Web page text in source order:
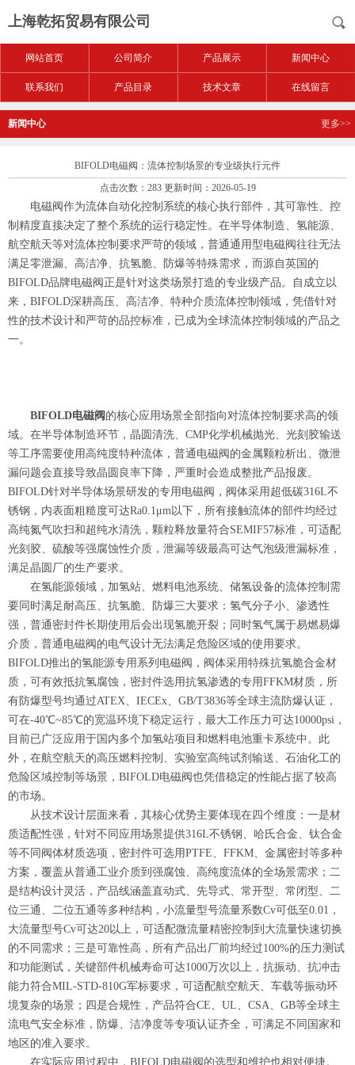
上海乾拓贸易有限公司
网站首页 公司简介 产品展示 新闻中心
联系我们 产品目录 技术文章 在线留言
新闻中心 更多>>
BIFOLD电磁阀：流体控制场景的专业级执行元件
点击次数：283 更新时间：2026-05-19
电磁阀作为流体自动化控制系统的核心执行部件，其可靠性、控
制精度直接决定了整个系统的运行稳定性。在半导体制造、氢能源、
航空航天等对流体控制要求严苛的领域，普通通用型电磁阀往往无法
满足零泄漏、高洁净、抗氢脆、防爆等特殊需求，而源自英国的
BIFOLD品牌电磁阀正是针对这类场景打造的专业级产品。自成立以
来，BIFOLD深耕高压、高洁净、特种介质流体控制领域，凭借针对
性的技术设计和严苛的品控标准，已成为全球流体控制领域的产品之
一。
BIFOLD电磁阀 的核心应用场景全部指向对流体控制要求高的领
域。在半导体制造环节，晶圆清洗、CMP化学机械抛光、光刻胶输送
等工序需要使用高纯度特种流体，普通电磁阀的金属颗粒析出、微泄
漏问题会直接导致晶圆良率下降，严重时会造成整批产品报废。
BIFOLD针对半导体场景研发的专用电磁阀，阀体采用超低碳316L不
锈钢，内表面粗糙度可达Ra0.1μm以下，所有接触流体的部件均经过
高纯氮气吹扫和超纯水清洗，颗粒释放量符合SEMIF57标准，可适配
光刻胶、硫酸等强腐蚀性介质，泄漏等级最高可达气泡级泄漏标准，
满足晶圆厂的生产要求。
在氢能源领域，加氢站、燃料电池系统、储氢设备的流体控制需
要同时满足耐高压、抗氢脆、防爆三大要求：氢气分子小、渗透性
强，普通密封件长期使用后会出现氢脆开裂；同时氢气属于易燃易爆
介质，普通电磁阀的电气设计无法满足危险区域的使用要求。
BIFOLD推出的氢能源专用系列电磁阀，阀体采用特殊抗氢脆合金材
质，可有效抵抗氢腐蚀，密封件选用抗氢渗透的专用FFKM材质，所
有防爆型号均通过ATEX、IECEx、GB/T3836等全球主流防爆认证，
可在-40℃~85℃的宽温环境下稳定运行，最大工作压力可达10000psi，
目前已广泛应用于国内多个加氢站项目和燃料电池重卡系统中。此
外，在航空航天的高压燃料控制、实验室高纯试剂输送、石油化工的
危险区域控制等场景，BIFOLD电磁阀也凭借稳定的性能占据了较高
的市场。
从技术设计层面来看，其核心优势主要体现在四个维度：一是材
质适配性强，针对不同应用场景提供316L不锈钢、哈氏合金、钛合金
等不同阀体材质选项，密封件可选用PTFE、FFKM、金属密封等多种
方案，覆盖从普通工业介质到强腐蚀、高纯度流体的全场景需求；二
是结构设计灵活，产品线涵盖直动式、先导式、常开型、常闭型、二
位三通、二位五通等多种结构，小流量型号流量系数Cv可低至0.01，
大流量型号Cv可达20以上，可适配微流量精密控制到大流量快速切换
的不同需求；三是可靠性高，所有产品出厂前均经过100%的压力测试
和功能测试，关键部件机械寿命可达1000万次以上，抗振动、抗冲击
能力符合MIL-STD-810G军标要求，可适配航空航天、车载等振动环
境复杂的场景；四是合规性，产品符合CE、UL、CSA、GB等全球主
流电气安全标准，防爆、洁净度等专项认证齐全，可满足不同国家和
地区的准入要求。
在实际应用过程中，BIFOLD电磁阀的选型和维护也相对便捷。